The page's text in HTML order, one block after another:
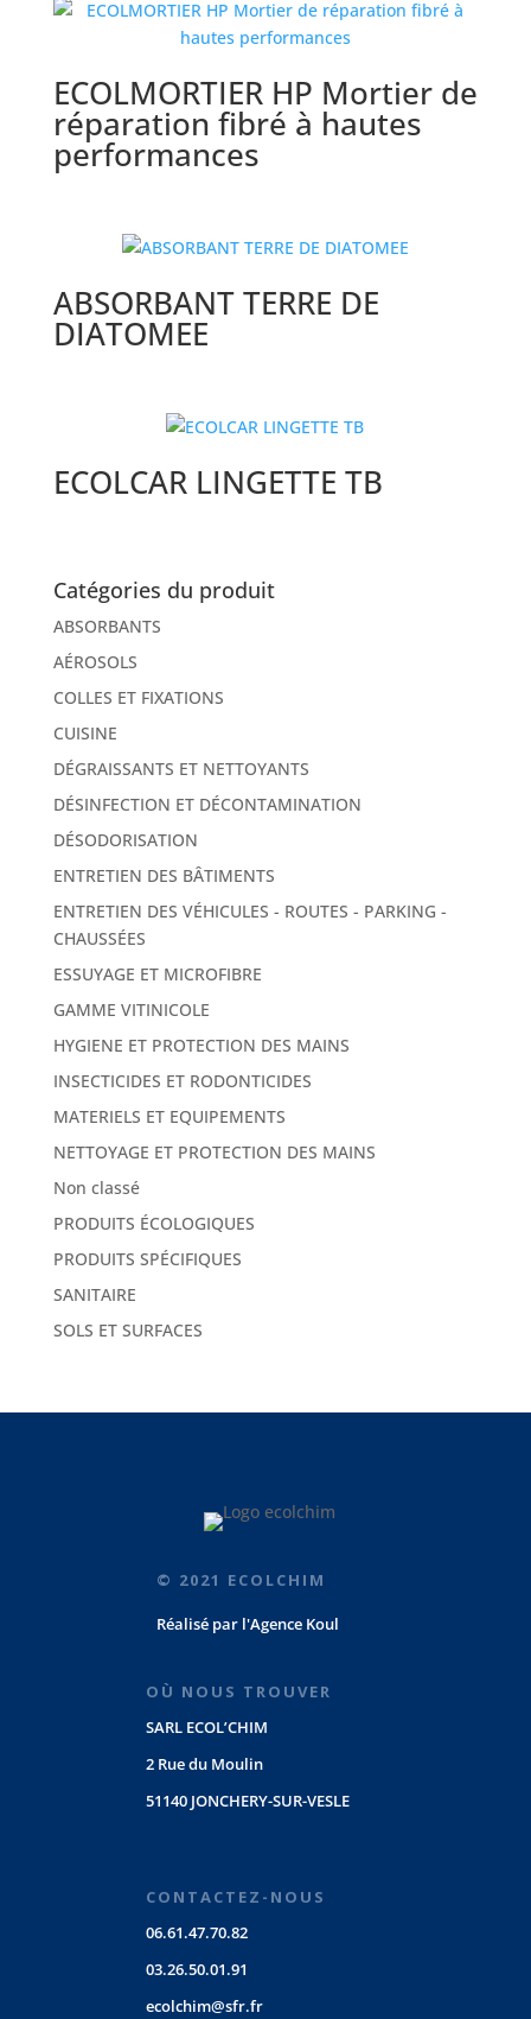
ECOLMORTIER HP Mortier de
réparation fibré à hautes
performances
ABSORBANT TERRE DE
DIATOMEE
ECOLCAR LINGETTE TB
Catégories du produit
ABSORBANTS
AÉROSOLS
COLLES ET FIXATIONS
CUISINE
DÉGRAISSANTS ET NETTOYANTS
DÉSINFECTION ET DÉCONTAMINATION
DÉSODORISATION
ENTRETIEN DES BÂTIMENTS
ENTRETIEN DES VÉHICULES - ROUTES - PARKING -
CHAUSSÉES
ESSUYAGE ET MICROFIBRE
GAMME VITINICOLE
HYGIENE ET PROTECTION DES MAINS
INSECTICIDES ET RODONTICIDES
MATERIELS ET EQUIPEMENTS
NETTOYAGE ET PROTECTION DES MAINS
Non classé
PRODUITS ÉCOLOGIQUES
PRODUITS SPÉCIFIQUES
SANITAIRE
SOLS ET SURFACES
© 2021 ECOLCHIM
Réalisé par l'Agence Koul
OÙ NOUS TROUVER
SARL ECOL’CHIM
2 Rue du Moulin
51140 JONCHERY-SUR-VESLE
CONTACTEZ-NOUS
06.61.47.70.82
03.26.50.01.91
ecolchim@sfr.fr